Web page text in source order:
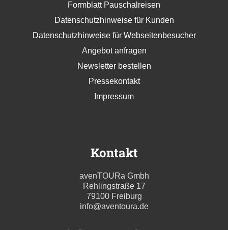
Formblatt Pauschalreisen
Datenschutzhinweise für Kunden
Datenschutzhinweise für Webseitenbesucher
Angebot anfragen
Newsletter bestellen
Pressekontakt
Impressum
Kontakt
avenTOURa Gmbh
Rehlingstraße 17
79100 Freiburg
info@aventoura.de